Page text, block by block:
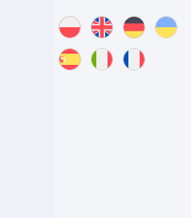
Wybierz
język:
PL
O
nas
EN
About
us
DE
About
us
UK
About
ES
AboutIT
AboutFR
About